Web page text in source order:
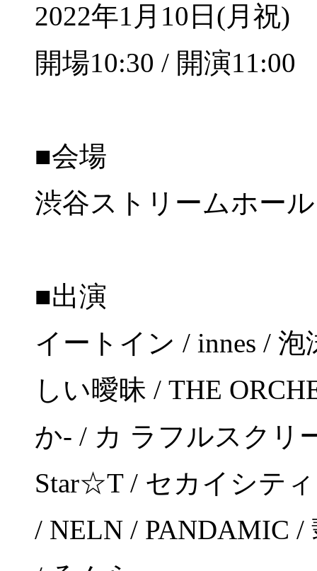
2022年1月10日(月祝)
開場10:30 / 開演11:00
■会場
渋谷ストリームホール
■出演
イートイン / innes /
しい曖昧 / THE
か- / カ ラフルスクリ
Star☆T / セカイシテ
/ NELN / PANDAMIC /